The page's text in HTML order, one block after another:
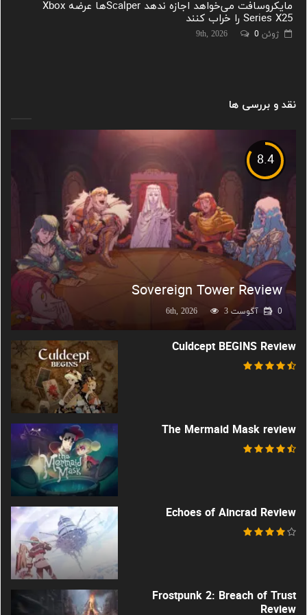
مایکروسافت می‌خواهد اجازه ندهد Scalperها عرضه Xbox
Series X25 را خراب کنند
ژوئن 9th, 2026 0
نقد و بررسی ها
8.4
Sovereign Tower Review
آگوست 6th, 2026 3 0
Culdcept BEGINS Review
The Mermaid Mask review
Echoes of Aincrad Review
Frostpunk 2: Breach of Trust
Review